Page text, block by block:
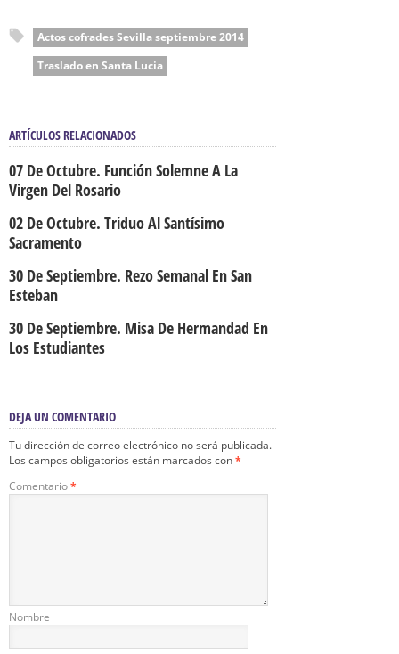
Actos cofrades Sevilla septiembre 2014
Traslado en Santa Lucia
ARTÍCULOS RELACIONADOS
07 De Octubre. Función Solemne A La
Virgen Del Rosario
02 De Octubre. Triduo Al Santísimo
Sacramento
30 De Septiembre. Rezo Semanal En San
Esteban
30 De Septiembre. Misa De Hermandad En
Los Estudiantes
DEJA UN COMENTARIO
Tu dirección de correo electrónico no será publicada.
Los campos obligatorios están marcados con*
Comentario*
Nombre